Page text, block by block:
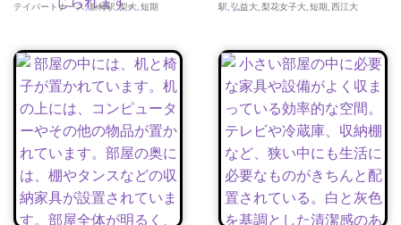
テイパートナース,新村駅,梨大,短期
駅,弘益大,梨花女子大,短期,西江大